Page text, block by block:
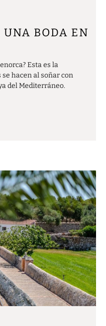
UNA BODA EN
Esta es la
hacen al soñar con
del Mediterráneo.